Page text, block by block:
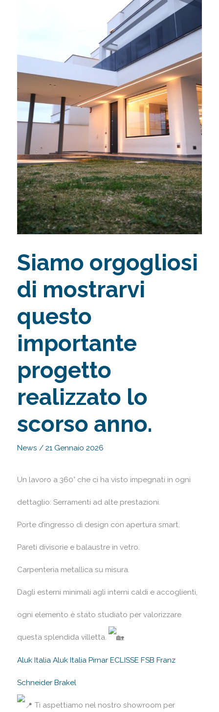
Siamo orgogliosi
di mostrarvi
questo
importante
progetto
realizzato lo
scorso anno.
News / 21 Gennaio 2026
Un lavoro a 360° che ci ha visto impegnati in ogni
dettaglio: Serramenti ad alte prestazioni.
Porte d’ingresso di design con apertura smart.
Pareti divisorie e balaustre in vetro.
Carpenteria metallica su misura.
Dagli esterni minimali agli interni caldi e accoglienti,
ogni elemento è stato studiato per valorizzare
questa splendida villetta.
Aluk Italia Aluk Italia Pirnar ECLISSE FSB Franz
Schneider Brakel
Ti aspettiamo nel nostro showroom per